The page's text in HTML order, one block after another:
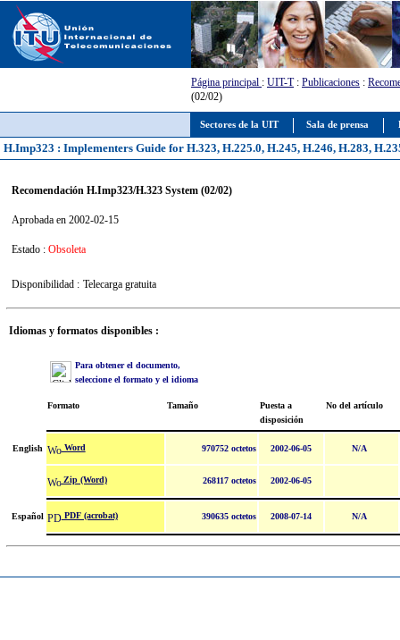
Sectores de la UIT Sala de prensa
Página principal : UIT-T: Publicaciones :
(02/02)
H.Imp323 : Implementers Guide for H.323, H.225.0, H.245, H.246, H.283,
Recomendación H.Imp323/H.323 System (02/02)
Aprobada en 2002-02-15
Estado : Obsoleta
Disponibilidad : Telecarga gratuita
Idiomas y formatos disponibles :
Para obtener el documento,
seleccione el formato y el idioma
Formato Tamaño
Puesta a
disposición
No del artículo
English Word 970752 octetos 2002-06-05 N/A
Zip (Word) 268117 octetos 2002-06-05
Español PDF (acrobat) 390635 octetos 2008-07-14 N/A